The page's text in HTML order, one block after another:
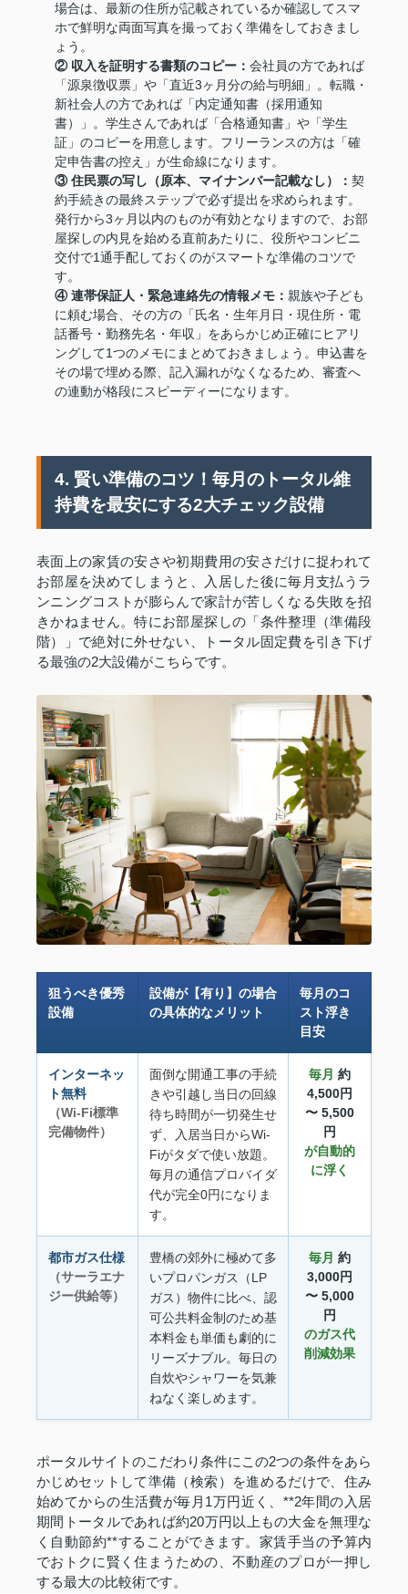
場合は、最新の住所が記載されているか確認してスマ
ホで鮮明な両面写真を撮っておく準備をしておきまし
ょう。
② 収入を証明する書類のコピー： 会社員の方であれば
「源泉徴収票」や「直近3ヶ月分の給与明細」。転職・
新社会人の方であれば「内定通知書（採用通知
書）」。学生さんであれば「合格通知書」や「学生
証」のコピーを用意します。フリーランスの方は「確
定申告書の控え」が生命線になります。
③ 住民票の写し（原本、マイナンバー記載なし）： 契
約手続きの最終ステップで必ず提出を求められます。
発行から3ヶ月以内のものが有効となりますので、お部
屋探しの内見を始める直前あたりに、役所やコンビニ
交付で1通手配しておくのがスマートな準備のコツで
す。
④ 連帯保証人・緊急連絡先の情報メモ： 親族や子ども
に頼む場合、その方の「氏名・生年月日・現住所・電
話番号・勤務先名・年収」をあらかじめ正確にヒアリ
ングして1つのメモにまとめておきましょう。申込書を
その場で埋める際、記入漏れがなくなるため、審査へ
の連動が格段にスピーディーになります。
4. 賢い準備のコツ！毎月のトータル維
持費を最安にする2大チェック設備
表面上の家賃の安さや初期費用の安さだけに捉われて
お部屋を決めてしまうと、入居した後に毎月支払うラ
ンニングコストが膨らんで家計が苦しくなる失敗を招
きかねません。特にお部屋探しの「条件整理（準備段
階）」で絶対に外せない、トータル固定費を引き下げ
る最強の2大設備がこちらです。
狙うべき優秀
設備
設備が【有り】の場合
の具体的なメリット
毎月のコ
スト浮き
目安
インターネッ
ト無料
（Wi-Fi標準
完備物件）
面倒な開通工事の手続
きや引越し当日の回線
待ち時間が一切発生せ
ず、入居当日からWi-
Fiがタダで使い放題。
毎月の通信プロバイダ
代が完全0円になりま
す。
毎月 約
4,500円
〜 5,500
円
が自動的
に浮く
都市ガス仕様
（サーラエナ
ジー供給等）
豊橋の郊外に極めて多
いプロパンガス（LP
ガス）物件に比べ、認
可公共料金制のため基
本料金も単価も劇的に
リーズナブル。毎日の
自炊やシャワーを気兼
ねなく楽しめます。
毎月 約
3,000円
〜 5,000
円
のガス代
削減効果
ポータルサイトのこだわり条件にこの2つの条件をあら
かじめセットして準備（検索）を進めるだけで、住み
始めてからの生活費が毎月1万円近く、**2年間の入居
期間トータルであれば約20万円以上もの大金を無理な
く自動節約**することができます。家賃手当の予算内
でおトクに賢く住まうための、不動産のプロが一押し
する最大の比較術です。